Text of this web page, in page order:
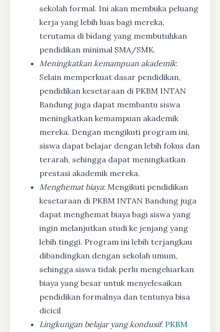
sekolah formal. Ini akan membuka peluang
kerja yang lebih luas bagi mereka,
terutama di bidang yang membutuhkan
pendidikan minimal SMA/SMK.
Meningkatkan kemampuan akademik:
Selain memperkuat dasar pendidikan,
pendidikan kesetaraan di PKBM INTAN
Bandung juga dapat membantu siswa
meningkatkan kemampuan akademik
mereka. Dengan mengikuti program ini,
siswa dapat belajar dengan lebih fokus dan
terarah, sehingga dapat meningkatkan
prestasi akademik mereka.
Menghemat biaya: Mengikuti pendidikan
kesetaraan di PKBM INTAN Bandung juga
dapat menghemat biaya bagi siswa yang
ingin melanjutkan studi ke jenjang yang
lebih tinggi. Program ini lebih terjangkau
dibandingkan dengan sekolah umum,
sehingga siswa tidak perlu mengeluarkan
biaya yang besar untuk menyelesaikan
pendidikan formalnya dan tentunya bisa
dicicil
Lingkungan belajar yang kondusif: PKBM